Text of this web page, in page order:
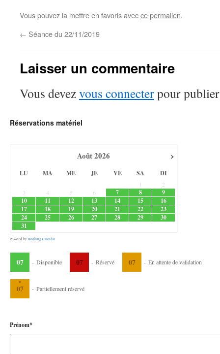
Vous pouvez la mettre en favoris avecce permalien.
← Séance du 22/11/2019
Laisser un commentaire
Vous devezvous connecterpour
Réservations matériel
›
Août2026
LU MA ME JE VE SA DI
1
2
3
4 5 6 7 8
9
10
11 12 13 14 15
16
17
18 19 20 21 22
23
24
25 26 27 28 29
30
31
Powered by Booking Calendar
07 - Disponible 07 - Réservé 07 - En attente de validation
·
07 - Partiellement réservé
Prénom*